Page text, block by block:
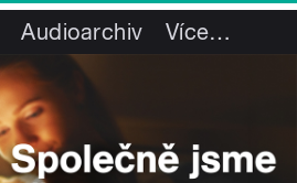
Audioarchiv Více…